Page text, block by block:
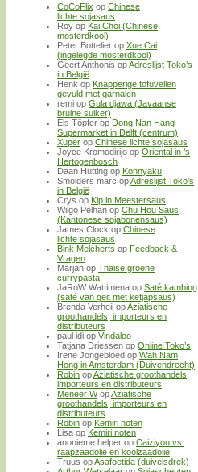
CoCoFlix op Chinese
lichte sojasaus
Roy op Kai Choi (Chinese
mosterdkool)
Peter Bottelier op Xue Cai
(ingelegde mosterdkool)
Geert Anthonis opAdreslijst Toko’s
in België
Henk op Knapperige tofuvellen
gevuld met garnalen
remi op Gula djawa (Javaanse
bruine suiker)
Els Töpfer op Dong Nan Hang
Supermarket in Delft (centrum)
Xuper op Chinese lichte sojasaus
Joyce Kromodirijo op Oriental in ’s
Hertogenbosch
Daan Hutting op Konnyaku
Smolders marc opAdreslijst Toko’s
in België
Crys op Kip in Meestersaus
Wilgo Pelhan op Chu Hou Saus
(Kantonese sojabonensaus)
James Clock op Chinese
lichte sojasaus
Bink Melcherts op Feedback &
Vragen
Marjan op Thaise groene
currypasta
JaRoW Wattimena op Saté kambing
(saté van geit met ketjapsaus)
Brenda Verheij opAziatische
groothandels, importeurs en
distributeurs
paul idi op Vindaloo
Tatjana Driessen op Online Toko’s
Irene Jongebloed op Wah Nam
Hong in Amsterdam (Duivendrecht)
Robin opAziatische groothandels,
importeurs en distributeurs
Meneer WopAziatische
groothandels, importeurs en
distributeurs
Robin op Kemiri noten
Lisa op Kemiri noten
anonieme helper op Caiziyou vs.
raapzaadolie en koolzaadolie
Truus opAsafoetida (duivelsdrek)